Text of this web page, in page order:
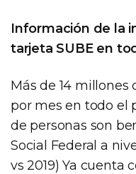
Información de la
tarjeta SUBE en
Más de 14 millones
por mes en todo el
de personas son
Social Federal a
vs 2019) Ya cuenta